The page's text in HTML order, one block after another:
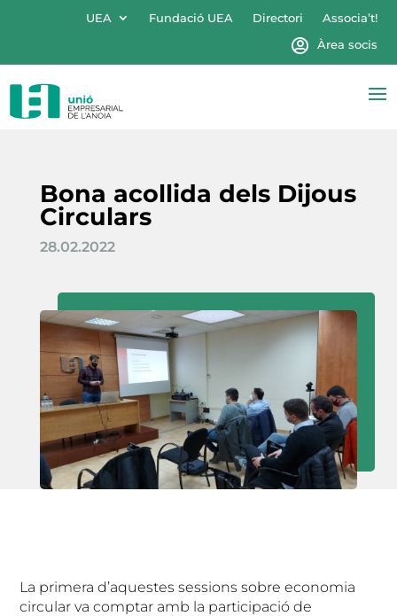
UEA Fundació UEA Directori
Associa’t!
Àrea socis
Bona acollida dels Dijous
Circulars
28.02.2022
La primera d’aquestes sessions sobre economia
circular va comptar amb la participació de